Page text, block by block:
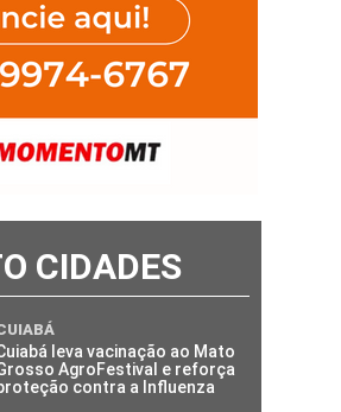
CIDADES
leva vacinação ao Mato
AgroFestival e reforça
contra a Influenza